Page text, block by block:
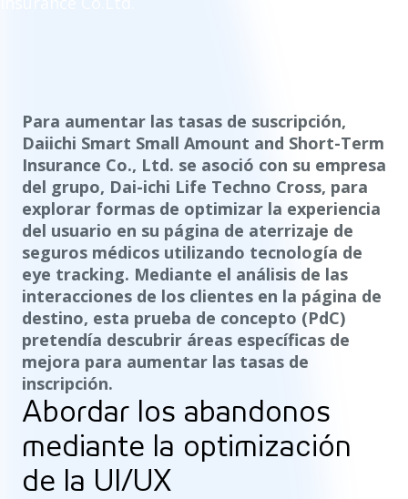
Para aumentar las tasas de suscripción,
Daiichi Smart Small Amount and Short-Term
Insurance Co., Ltd. se asoció con su empresa
del grupo, Dai-ichi Life Techno Cross, para
explorar formas de optimizar la experiencia
del usuario en su página de aterrizaje de
seguros médicos utilizando tecnología de
eye tracking. Mediante el análisis de las
interacciones de los clientes en la página de
destino, esta prueba de concepto (PdC)
pretendía descubrir áreas específicas de
mejora para aumentar las tasas de
inscripción.
Abordar los abandonos
mediante la optimización
de la UI/UX